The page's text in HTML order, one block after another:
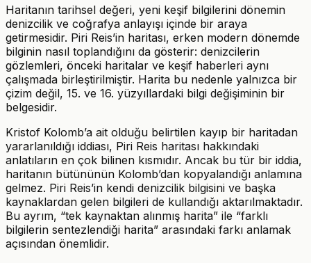
Haritanın tarihsel değeri, yeni keşif bilgilerini dönemin
denizcilik ve coğrafya anlayışı içinde bir araya
getirmesidir. Piri Reis’in haritası, erken modern dönemde
bilginin nasıl toplandığını da gösterir: denizcilerin
gözlemleri, önceki haritalar ve keşif haberleri aynı
çalışmada birleştirilmiştir. Harita bu nedenle yalnızca bir
çizim değil, 15. ve 16. yüzyıllardaki bilgi değişiminin bir
belgesidir.
Kristof Kolomb’a ait olduğu belirtilen kayıp bir haritadan
yararlanıldığı iddiası, Piri Reis haritası hakkındaki
anlatıların en çok bilinen kısmıdır. Ancak bu tür bir iddia,
haritanın bütününün Kolomb’dan kopyalandığı anlamına
gelmez. Piri Reis’in kendi denizcilik bilgisini ve başka
kaynaklardan gelen bilgileri de kullandığı aktarılmaktadır.
Bu ayrım, “tek kaynaktan alınmış harita” ile “farklı
bilgilerin sentezlendiği harita” arasındaki farkı anlamak
açısından önemlidir.